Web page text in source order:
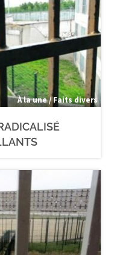
À la une / Faits divers